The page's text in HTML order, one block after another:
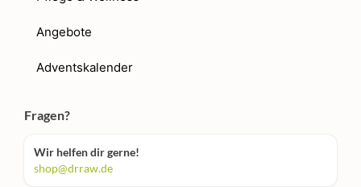
Angebote
Adventskalender
Fragen?
Wir helfen dir gerne!
shop@drraw.de